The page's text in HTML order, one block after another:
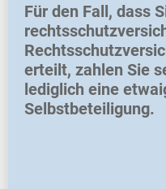
Für den Fall, dass
erteilt, zahlen Sie
lediglich eine
Selbstbeteiligung.